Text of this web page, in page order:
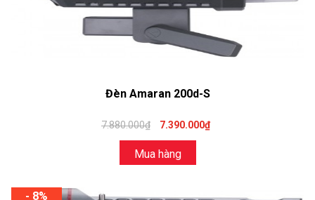
Đèn Amaran 200d-S
7.880.000₫ 7.390.000₫
Mua hàng
- 8%